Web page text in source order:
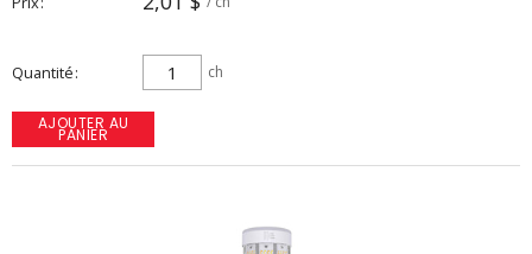
Quantité ch
AJOUTER AU
PANIER